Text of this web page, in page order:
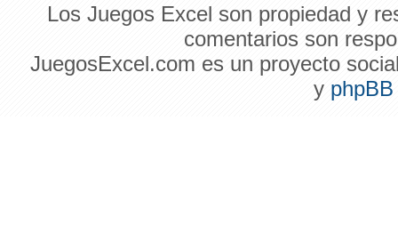
Los Juegos Excel son propiedad y
comentarios son
JuegosExcel.com es un proyecto
y phpBB